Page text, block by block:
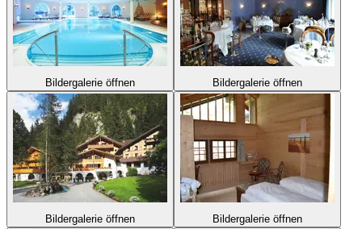
Bildergalerie öffnen Bildergalerie öffnen
Bildergalerie öffnen Bildergalerie öffnen